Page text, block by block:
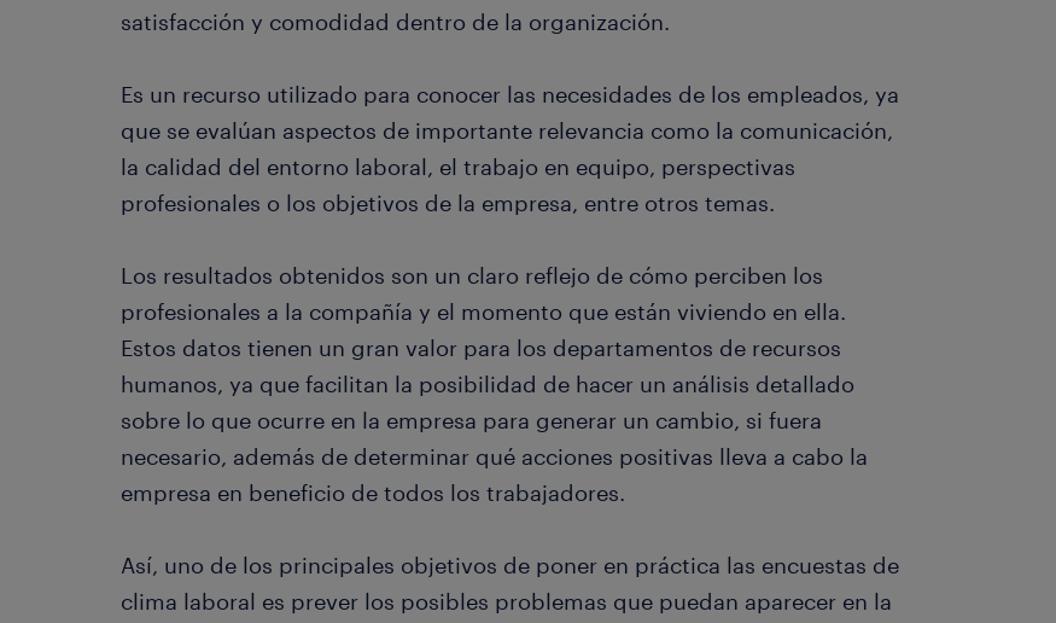
satisfacción y comodidad dentro de la organización.
Es un recurso utilizado para conocer las necesidades de los empleados, ya
que se evalúan aspectos de importante relevancia como la comunicación,
la calidad del entorno laboral, el trabajo en equipo, perspectivas
profesionales o los objetivos de la empresa, entre otros temas.
Los resultados obtenidos son un claro reflejo de cómo perciben los
profesionales a la compañía y el momento que están viviendo en ella.
Estos datos tienen un gran valor para los departamentos de recursos
humanos, ya que facilitan la posibilidad de hacer un análisis detallado
sobre lo que ocurre en la empresa para generar un cambio, si fuera
necesario, además de determinar qué acciones positivas lleva a cabo la
empresa en beneficio de todos los trabajadores.
Así, uno de los principales objetivos de poner en práctica las encuestas de
clima laboral es prever los posibles problemas que puedan aparecer en la